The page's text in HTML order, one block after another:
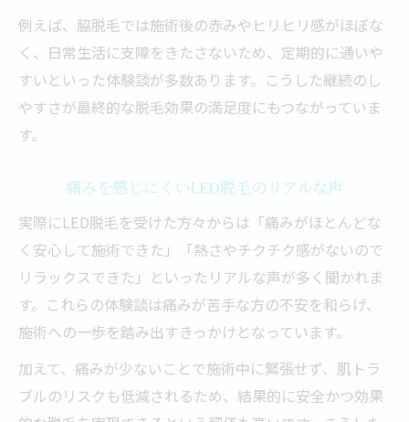
例えば、脇脱毛では施術後の赤みやヒリヒリ感がほぼな
く、日常生活に支障をきたさないため、定期的に通いや
すいといった体験談が多数あります。こうした継続のし
やすさが最終的な脱毛効果の満足度にもつながっていま
す。
痛みを感じにくいLED脱毛のリアルな声
実際にLED脱毛を受けた方々からは「痛みがほとんどな
く安心して施術できた」「熱さやチクチク感がないので
リラックスできた」といったリアルな声が多く聞かれま
す。これらの体験談は痛みが苦手な方の不安を和らげ、
施術への一歩を踏み出すきっかけとなっています。
加えて、痛みが少ないことで施術中に緊張せず、肌トラ
ブルのリスクも低減されるため、結果的に安全かつ効果